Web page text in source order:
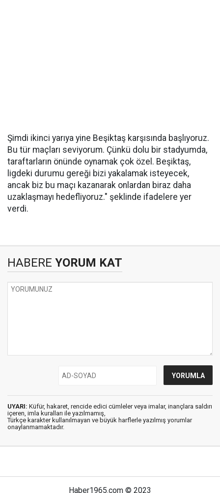
Şimdi ikinci yarıya yine Beşiktaş karşısında başlıyoruz.
Bu tür maçları seviyorum. Çünkü dolu bir stadyumda,
taraftarların önünde oynamak çok özel. Beşiktaş,
ligdeki durumu gereği bizi yakalamak isteyecek,
ancak biz bu maçı kazanarak onlardan biraz daha
uzaklaşmayı hedefliyoruz." şeklinde ifadelere yer
verdi.
HABERE YORUM KAT
UYARI: Küfür, hakaret, rencide edici cümleler veya imalar, inançlara saldırı
içeren, imla kuralları ile yazılmamış,
Türkçe karakter kullanılmayan ve büyük harflerle yazılmış yorumlar
onaylanmamaktadır.
Haber1965.com © 2023